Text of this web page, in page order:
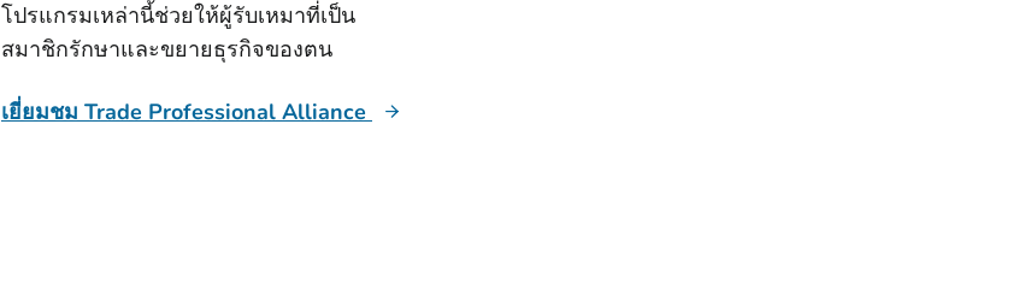
โปรแกรมเหล่านี้ช่วยให้ผู้รับเหมาที่เป็น
สมาชิกรักษาและขยายธุรกิจของตน
เยี่ยมชม Trade Professional Alliance